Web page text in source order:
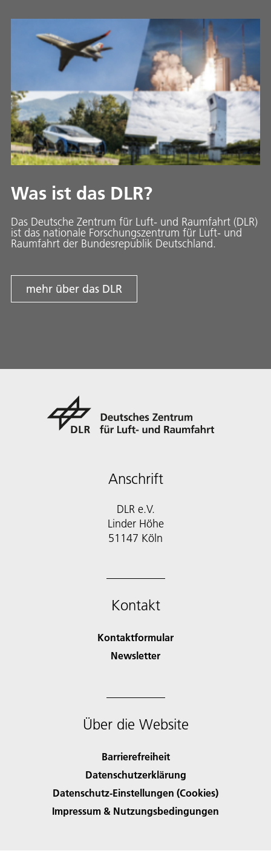
Was ist das DLR?
Das Deutsche Zentrum für Luft- und Raumfahrt (DLR)
ist das nationale Forschungszentrum für Luft- und
Raumfahrt der Bundesrepublik Deutschland.
mehr über das DLR
Anschrift
DLR e.V.
Linder Höhe
51147 Köln
Kontakt
Kontaktformular
Newsletter
Über die Website
Barrierefreiheit
Datenschutzerklärung
Datenschutz-Einstellungen (Cookies)
Impressum & Nutzungsbedingungen